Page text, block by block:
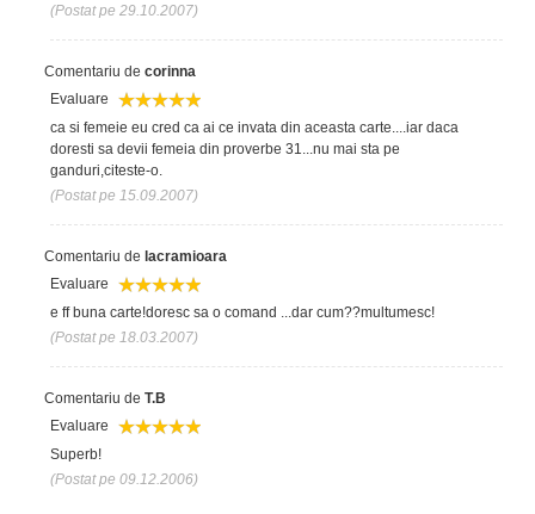
(Postat pe 29.10.2007)
Comentariu de corinna
Evaluare
ca si femeie eu cred ca ai ce invata din aceasta carte....iar daca
doresti sa devii femeia din proverbe 31...nu mai sta pe
ganduri,citeste-o.
(Postat pe 15.09.2007)
Comentariu de lacramioara
Evaluare
e ff buna carte!doresc sa o comand ...dar cum??multumesc!
(Postat pe 18.03.2007)
Comentariu de T.B
Evaluare
Superb!
(Postat pe 09.12.2006)